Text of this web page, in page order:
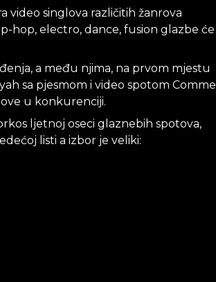
video singlova različitih žanrova
hop, electro, dance, fusion glazbe će
a među njima, na prvom mjestu
sa pjesmom i video spotom Comme
u konkurenciji.
ljetnoj oseci glaznebih spotova,
listi a izbor je veliki: